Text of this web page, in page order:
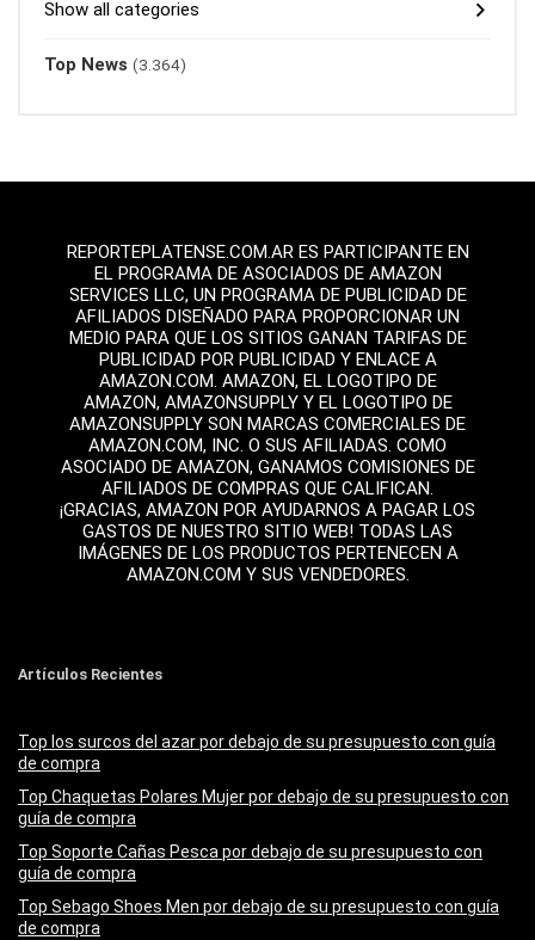
Show all categories
Top News (3.364)
REPORTEPLATENSE.COM.AR ES PARTICIPANTE EN
EL PROGRAMA DE ASOCIADOS DE AMAZON
SERVICES LLC, UN PROGRAMA DE PUBLICIDAD DE
AFILIADOS DISEÑADO PARA PROPORCIONAR UN
MEDIO PARA QUE LOS SITIOS GANAN TARIFAS DE
PUBLICIDAD POR PUBLICIDAD Y ENLACE A
AMAZON.COM. AMAZON, EL LOGOTIPO DE
AMAZON, AMAZONSUPPLY Y EL LOGOTIPO DE
AMAZONSUPPLY SON MARCAS COMERCIALES DE
AMAZON.COM, INC. O SUS AFILIADAS. COMO
ASOCIADO DE AMAZON, GANAMOS COMISIONES DE
AFILIADOS DE COMPRAS QUE CALIFICAN.
¡GRACIAS, AMAZON POR AYUDARNOS A PAGAR LOS
GASTOS DE NUESTRO SITIO WEB! TODAS LAS
IMÁGENES DE LOS PRODUCTOS PERTENECEN A
AMAZON.COM Y SUS VENDEDORES.
Artículos Recientes
Top los surcos del azar por debajo de su presupuesto con guía
de compra
Top Chaquetas Polares Mujer por debajo de su presupuesto con
guía de compra
Top Soporte Cañas Pesca por debajo de su presupuesto con
guía de compra
Top Sebago Shoes Men por debajo de su presupuesto con guía
de compra